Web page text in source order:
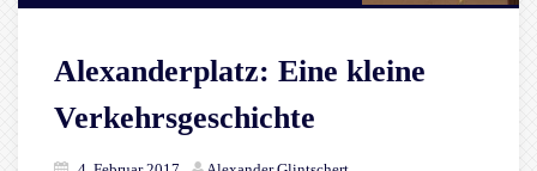
Alexanderplatz: Eine kleine
Verkehrsgeschichte